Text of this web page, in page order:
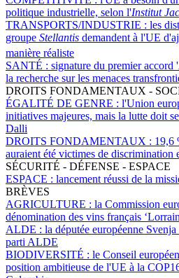
politique industrielle, selon l'Institut
TRANSPORTS/INDUSTRIE : les
groupe Stellantis demandent à l'UE
manière réaliste
SANTÉ : signature du premier accord '
la recherche sur les menaces
DROITS FONDAMENTAUX -
ÉGALITÉ DE GENRE : l'Union
initiatives majeures, mais la lutte doit
Dalli
DROITS FONDAMENTAUX : 19,6
auraient été victimes de discrimination
SÉCURITÉ - DÉFENSE - ESPACE
ESPACE : lancement réussi de la
BRÈVES
AGRICULTURE : la Commission
dénomination des vins français
ALDE : la députée européenne
parti ALDE
BIODIVERSITÉ : le Conseil
position ambitieuse de l'UE à la